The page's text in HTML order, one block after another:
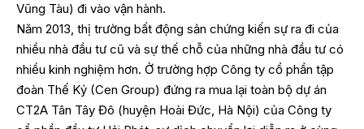
Vũng Tàu) đi vào vận hành.
Năm 2013, thị trường bất động sản chứng kiến sự ra đi của
nhiều nhà đầu tư cũ và sự thế chỗ của những nhà đầu tư có
nhiều kinh nghiệm hơn. Ở trường hợp Công ty cổ phần tập
đoàn Thế Kỷ (Cen Group) đứng ra mua lại toàn bộ dự án
CT2A Tân Tây Đô (huyện Hoài Đức, Hà Nội) của Công ty